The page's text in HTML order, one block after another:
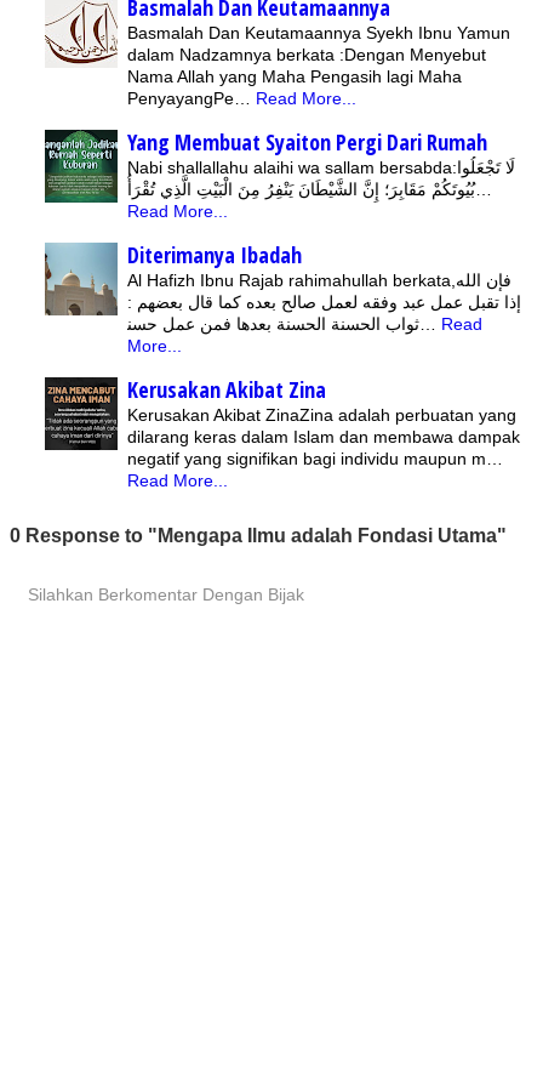
Basmalah Dan Keutamaannya
Basmalah Dan Keutamaannya Syekh Ibnu Yamun
dalam Nadzamnya berkata :Dengan Menyebut
Nama Allah yang Maha Pengasih lagi Maha
PenyayangPe… Read More...
Yang Membuat Syaiton Pergi Dari Rumah
Nabi shallallahu alaihi wa sallam bersabda:لَا تَجْعَلُوا
بُيُوتَكُمْ مَقَابِرَ؛ إِنَّ الشَّيْطَانَ يَنْفِرُ مِنَ الْبَيْتِ الَّذِي تُقْرَأُ…
Read More...
Diterimanya Ibadah
Al Hafizh Ibnu Rajab rahimahullah berkata,ﻓﺈﻥ ﺍﻟﻠﻪ
ﺇﺫﺍ ﺗﻘﺒﻞ ﻋﻤﻞ ﻋﺒﺪ ﻭﻓﻘﻪ ﻟﻌﻤﻞ ﺻﺎﻟﺢ ﺑﻌﺪﻩ ﻛﻤﺎ ﻗﺎﻝ ﺑﻌﻀﻬﻢ :
ﺛﻮﺍﺏ ﺍﻟﺤﺴﻨﺔ ﺍﻟﺤﺴﻨﺔ ﺑﻌﺪﻫﺎ ﻓﻤﻦ ﻋﻤﻞ ﺣﺴﻨ… Read
More...
Kerusakan Akibat Zina
Kerusakan Akibat ZinaZina adalah perbuatan yang
dilarang keras dalam Islam dan membawa dampak
negatif yang signifikan bagi individu maupun m…
Read More...
0 Response to "Mengapa Ilmu adalah Fondasi Utama"
Silahkan Berkomentar Dengan Bijak